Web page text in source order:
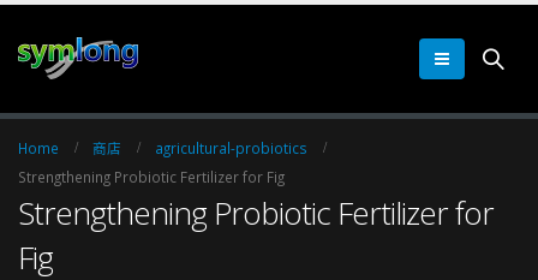
Home 商店
agricultural-probiotics
Strengthening Probiotic Fertilizer for Fig
Strengthening Probiotic Fertilizer for
Fig